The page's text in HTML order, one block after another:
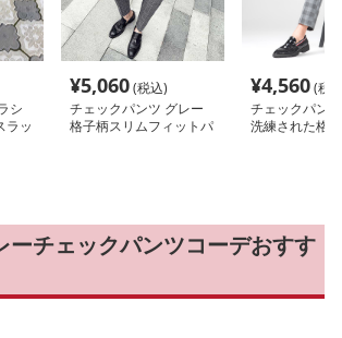
シ
ラッ
¥5,060(税込)
チェックパンツ グレー
格子柄スリムフィットパ
¥4,560(税
チェックパン
洗練された格
ーチェックパンツコーデおすす